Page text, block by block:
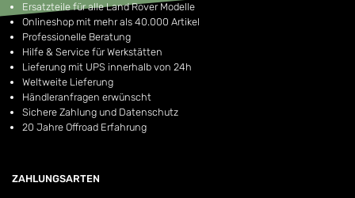
Ersatzteile für alle Land Rover Modelle
Onlineshop mit mehr als 40.000 Artikel
Professionelle Beratung
Hilfe & Service für Werkstätten
Lieferung mit UPS innerhalb von 24h
Weltweite Lieferung
Händleranfragen erwünscht
Sichere Zahlung und Datenschutz
20 Jahre Offroad Erfahrung
ZAHLUNGSARTEN